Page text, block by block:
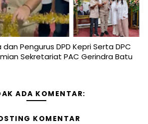
Pengurus DPD Kepri Serta DPC
Sekretariat PAC Gerindra Batu
ADA KOMENTAR:
KOMENTAR